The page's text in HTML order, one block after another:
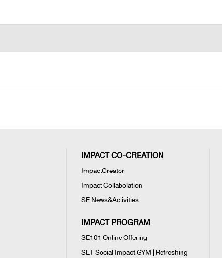
IMPACT CO-CREATION
ImpactCreator
Impact Collabolation
SE News&Activities
IMPACT PROGRAM
SE101 Online Offering
SET Social Impact GYM | Refreshing